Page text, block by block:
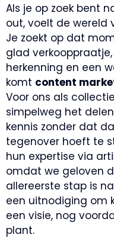
Als je op zoek bent
out, voelt de wereld
Je zoekt op dat
glad
herkenning en een
komt content
Voor ons als
simpelweg het
kennis zonder dat
tegenover hoeft te
hun expertise via
omdat we geloven
allereerste stap is
een uitnodiging om
een visie, nog
plant.